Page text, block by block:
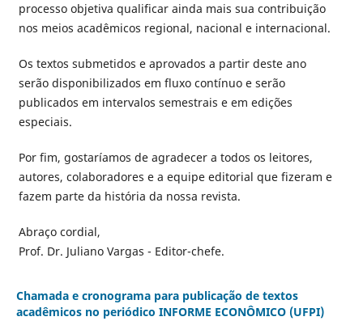
processo objetiva qualificar ainda mais sua contribuição
nos meios acadêmicos regional, nacional e internacional.
Os textos submetidos e aprovados a partir deste ano
serão disponibilizados em fluxo contínuo e serão
publicados em intervalos semestrais e em edições
especiais.
Por fim, gostaríamos de agradecer a todos os leitores,
autores, colaboradores e a equipe editorial que fizeram e
fazem parte da história da nossa revista.
Abraço cordial,
Prof. Dr. Juliano Vargas - Editor-chefe.
Chamada e cronograma para publicação de textos
acadêmicos no periódico INFORME ECONÔMICO (UFPI)